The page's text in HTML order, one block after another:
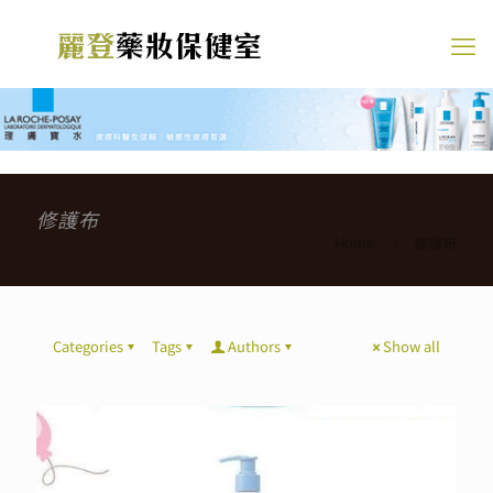
修護布
Categories Tags Authors Show all